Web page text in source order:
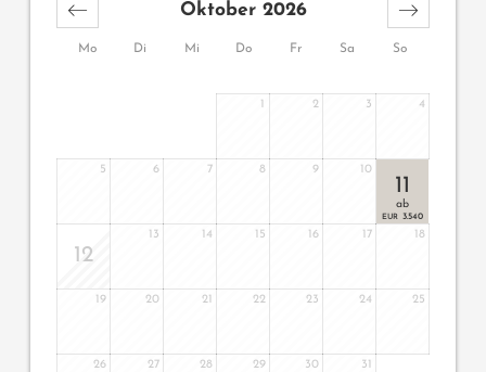
Mo Di Mi Do Fr Sa So
Oktober 2026
2 3 4
5 6 7 8 9 10
11
ab
EUR 3.540
12
13 14 15 16 17 18
19 20 21 22 23 24 25
26 27 28 29 30 31